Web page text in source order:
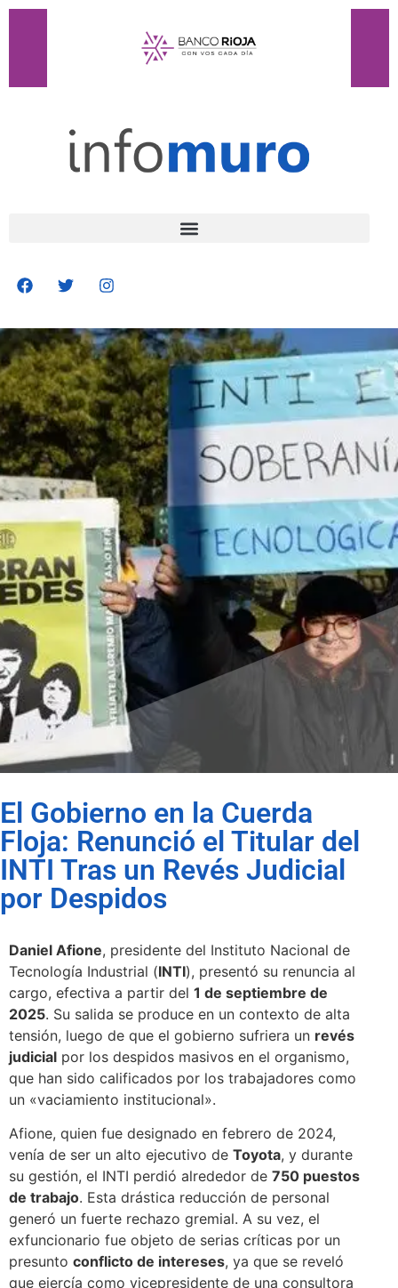
El Gobierno en la Cuerda
Floja: Renunció el Titular del
INTI Tras un Revés Judicial
por Despidos
Daniel Afione, presidente del Instituto Nacional de
Tecnología Industrial (INTI), presentó su renuncia al
cargo, efectiva a partir del 1 de septiembre de
2025. Su salida se produce en un contexto de alta
tensión, luego de que el gobierno sufriera un revés
judicial por los despidos masivos en el organismo,
que han sido calificados por los trabajadores como
un «vaciamiento institucional».
Afione, quien fue designado en febrero de 2024,
venía de ser un alto ejecutivo de Toyota, y durante
su gestión, el INTI perdió alrededor de 750 puestos
de trabajo. Esta drástica reducción de personal
generó un fuerte rechazo gremial. A su vez, el
exfuncionario fue objeto de serias críticas por un
presunto conflicto de intereses, ya que se reveló
que ejercía como vicepresidente de una consultora